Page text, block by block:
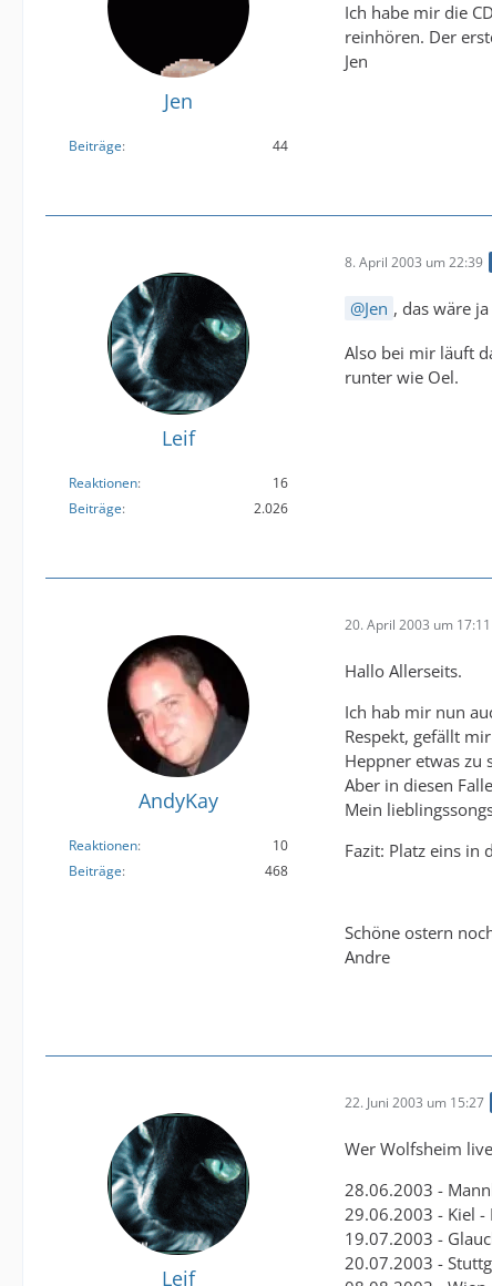
Jen
Beiträge 44
Ich habe mir die
reinhören. Der
Jen
Leif
Reaktionen
16
Beiträge
2.026
8. April 2003 um 22:39
Jen , das wäre
Also bei mir läuft
runter wie Oel.
AndyKay
Reaktionen
10
Beiträge
468
20. April 2003 um 17:11
Hallo Allerseits.
Ich hab mir nun
Respekt, gefällt
Heppner etwas zu
Aber in diesen
Mein
Fazit: Platz eins in
Schöne ostern
Andre
Leif
22. Juni 2003 um 15:27
Wer Wolfsheim
28.06.2003 -
29.06.2003 - Kiel -
19.07.2003 -
20.07.2003 -